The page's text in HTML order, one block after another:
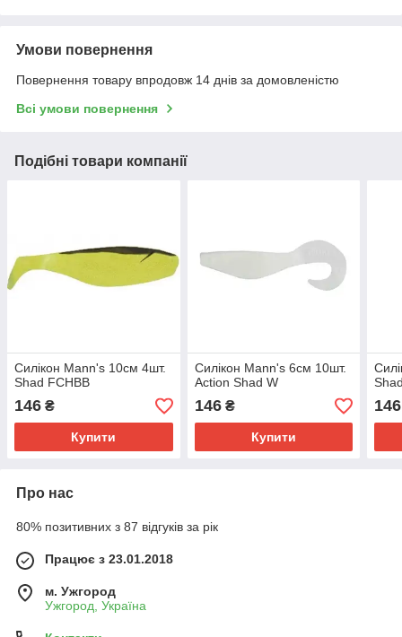
Умови повернення
Повернення товару впродовж 14 днів за домовленістю
Всі умови повернення
Подібні товари компанії
Силікон Mann's 10см 4шт.
Shad FCHBB
146 ₴
Купити
Силікон Mann's 6см 10шт.
Action Shad W
146₴
Купити
146
Про нас
80% позитивних з 87 відгуків за рік
Працює з 23.01.2018
м. Ужгород
Ужгород, Україна